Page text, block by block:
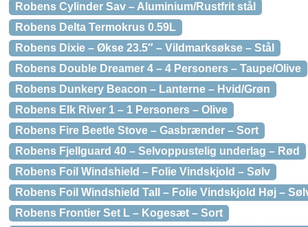
Robens Cylinder Sav – Aluminium/Rustfrit stål
Robens Delta Termokrus 0.59L
Robens Dixie – Økse 23.5″ – Vildmarksøkse – Stål
Robens Double Dreamer 4 – 4 Personers – Taupe/Olive
Robens Dunkery Beacon – Lanterne – Hvid/Grøn
Robens Elk River 1 – 1 Personers – Olive
Robens Fire Beetle Stove – Gasbrænder – Sort
Robens Fjellguard 40 – Selvoppustelig underlag – Rød
Robens Foil Windshield – Folie Vindskjold – Sølv
Robens Foil Windshield Tall – Folie Vindskjold Høj –
Robens Frontier Set L – Kogesæt – Sort